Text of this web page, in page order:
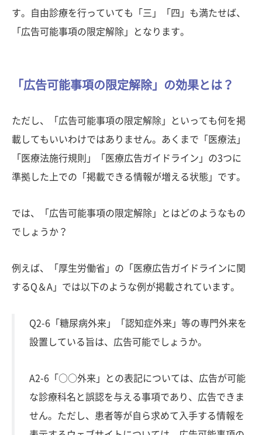
す。自由診療を行っていても「三」「四」も満たせば、
「広告可能事項の限定解除」となります。
「広告可能事項の限定解除」の効果とは？
ただし、「広告可能事項の限定解除」といっても何を掲
載してもいいわけではありません。あくまで「医療法」
「医療法施行規則」「医療広告ガイドライン」の3つに
準拠した上での「掲載できる情報が増える状態」です。
では、「広告可能事項の限定解除」とはどのようなもの
でしょうか？
例えば、「厚生労働省」の「医療広告ガイドラインに関
するQ＆A」では以下のような例が掲載されています。
Q2-6「糖尿病外来」「認知症外来」等の専門外来を
設置している旨は、広告可能でしょうか。
A2-6「○○外来」との表記については、広告が可能
な診療科名と誤認を与える事項であり、広告できま
せん。ただし、患者等が自ら求めて入手する情報を